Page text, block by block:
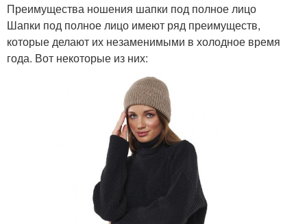
Преимущества ношения шапки под полное лицо
Шапки под полное лицо имеют ряд преимуществ,
которые делают их незаменимыми в холодное время
года. Вот некоторые из них: